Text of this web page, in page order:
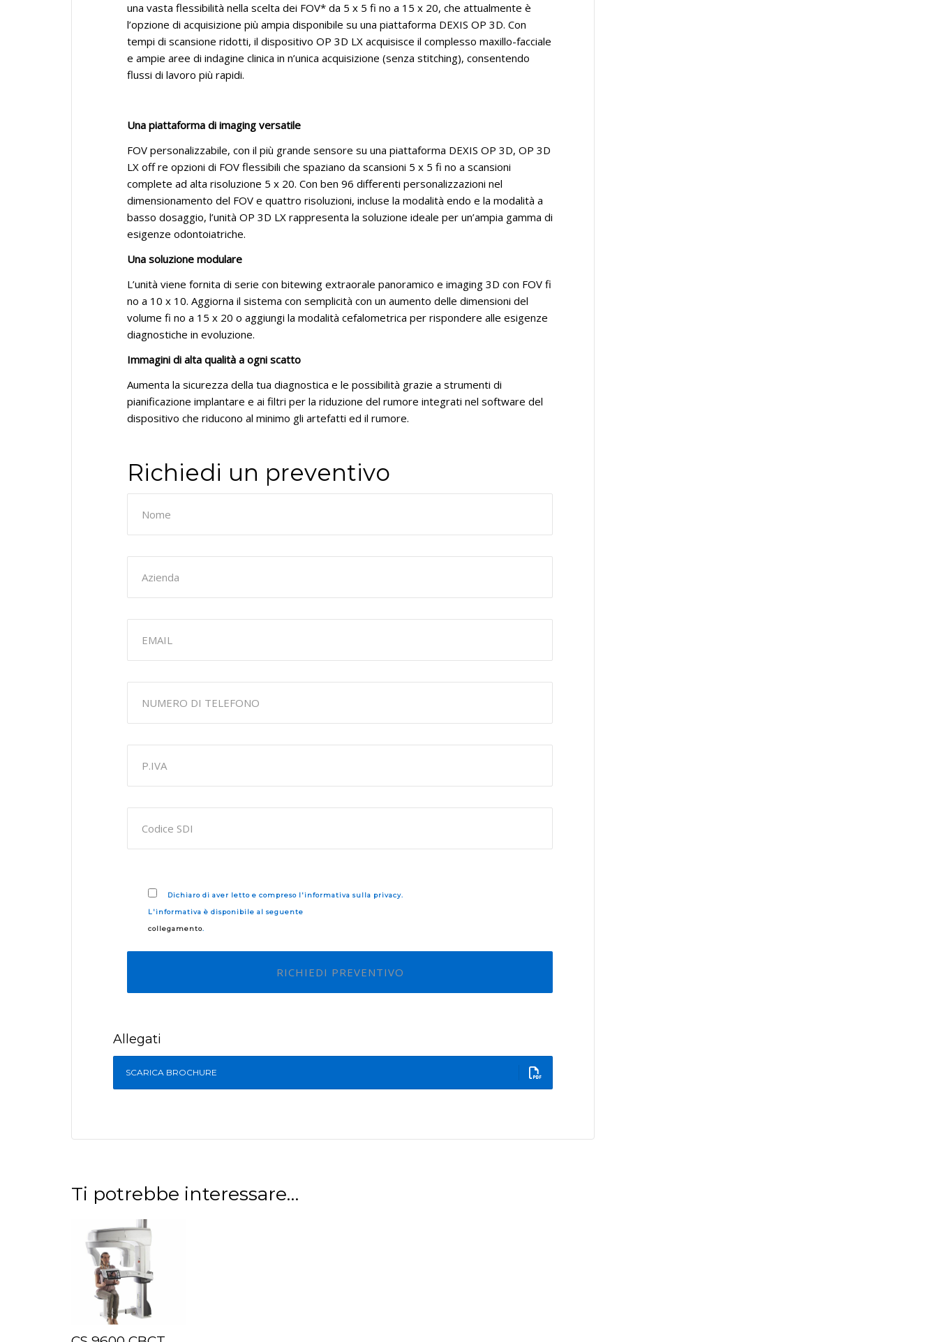
una vasta flessibilità nella scelta dei FOV* da 5 x 5 fi no a 15 x 20, che attualmente è
l’opzione di acquisizione più ampia disponibile su una piattaforma DEXIS OP 3D. Con
tempi di scansione ridotti, il dispositivo OP 3D LX acquisisce il complesso maxillo-facciale
e ampie aree di indagine clinica in n’unica acquisizione (senza stitching), consentendo
flussi di lavoro più rapidi.
Una piattaforma di imaging versatile
FOV personalizzabile, con il più grande sensore su una piattaforma DEXIS OP 3D, OP 3D
LX off re opzioni di FOV flessibili che spaziano da scansioni 5 x 5 fi no a scansioni
complete ad alta risoluzione 5 x 20. Con ben 96 differenti personalizzazioni nel
dimensionamento del FOV e quattro risoluzioni, incluse la modalità endo e la modalità a
basso dosaggio, l’unità OP 3D LX rappresenta la soluzione ideale per un’ampia gamma di
esigenze odontoiatriche.
Una soluzione modulare
L’unità viene fornita di serie con bitewing extraorale panoramico e imaging 3D con FOV fi
no a 10 x 10. Aggiorna il sistema con semplicità con un aumento delle dimensioni del
volume fi no a 15 x 20 o aggiungi la modalità cefalometrica per rispondere alle esigenze
diagnostiche in evoluzione.
Immagini di alta qualità a ogni scatto
Aumenta la sicurezza della tua diagnostica e le possibilità grazie a strumenti di
pianificazione implantare e ai filtri per la riduzione del rumore integrati nel software del
dispositivo che riducono al minimo gli artefatti ed il rumore.
Richiedi un preventivo
Dichiaro di aver letto e compreso l'informativa sulla privacy.
L'informativa è disponibile al seguente
collegamento.
Allegati
SCARICA BROCHURE
Ti potrebbe interessare…